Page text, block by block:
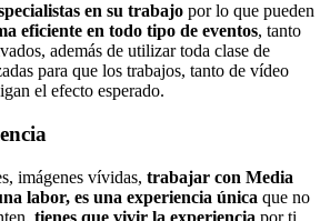
en su trabajo por lo que pueden
eficiente en todo tipo de eventos, tanto
además de utilizar toda clase de
para que los trabajos, tanto de vídeo
el efecto esperado.
imágenes vívidas, trabajar con Media
labor, es una experiencia única que no
tienes que vivir la experiencia por ti